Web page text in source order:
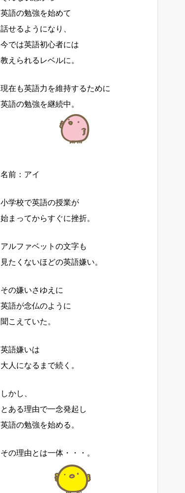
英語の勉強を始めて
話せるようになり、
今では英語初心者には
教えられるレベルに。
現在も英語力を維持するために
英語の勉強を継続中。
名前：アイ
小学校で英語の授業が
始まってからすぐに挫折。
アルファベットの文字も
見たくないほどの英語嫌い。
その嫌いさゆえに
英語が念仏のように
聞こえていた。
英語嫌いは
大人になるまで続く。
しかし、
とある理由で一念発起し
英語の勉強を始める。
その理由とは一体・・・。